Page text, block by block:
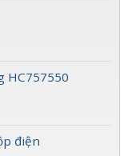
HC757550
điện